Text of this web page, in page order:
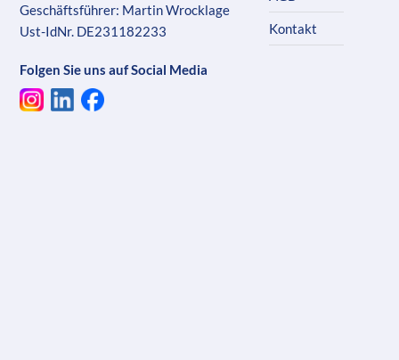
Geschäftsführer: Martin Wrocklage
Ust-IdNr. DE231182233
Folgen Sie uns auf Social Media
Kontakt